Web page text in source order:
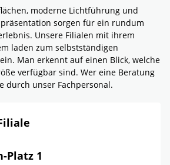
moderne Lichtführung und
sorgen für ein rundum
Unsere Filialen mit ihrem
laden zum selbstständigen
Man erkennt auf einen Blick, welche
verfügbar sind. Wer eine Beratung
durch unser Fachpersonal.
Platz 1